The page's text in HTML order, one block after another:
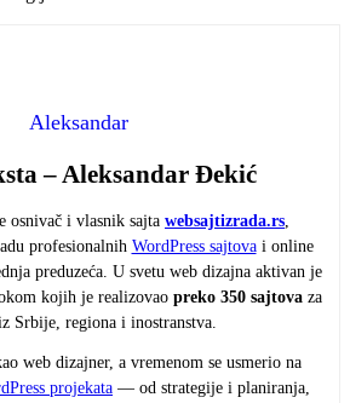
Aleksandar
– Aleksandar Đekić
osnivač i vlasnik sajta websajtizrada.rs,
profesionalnih WordPress sajtovai online
preduzeća. U svetu web dizajna aktivan je
kojih je realizovao preko 350 sajtovaza
Srbije, regiona i inostranstva.
web dizajner, a vremenom se usmerio na
projekata — od strategije i planiranja,